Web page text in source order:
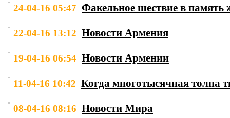
24-04-16 05:47 Факельное шествие в память
22-04-16 13:12 Новости Армения
19-04-16 06:54 Новости Армении
11-04-16 10:42 Когда многотысячная толпа
08-04-16 08:16 Новости Мира